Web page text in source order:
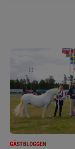
GÄSTBLOGGEN